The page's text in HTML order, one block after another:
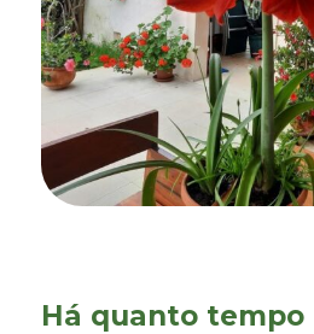
Há quanto tempo